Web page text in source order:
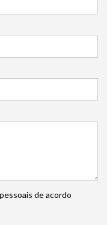
de acordo